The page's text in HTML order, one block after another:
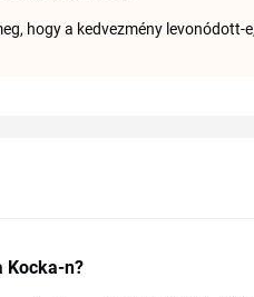
hogy a kedvezmény levonódott-
Kocka-n?